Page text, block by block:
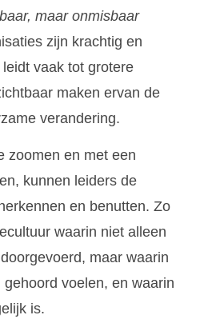
maar onmisbaar
zijn krachtig en
vaak tot grotere
maken ervan de
verandering.
zoomen en met een
kunnen leiders de
en benutten. Zo
waarin niet alleen
maar waarin
voelen, en waarin
is.